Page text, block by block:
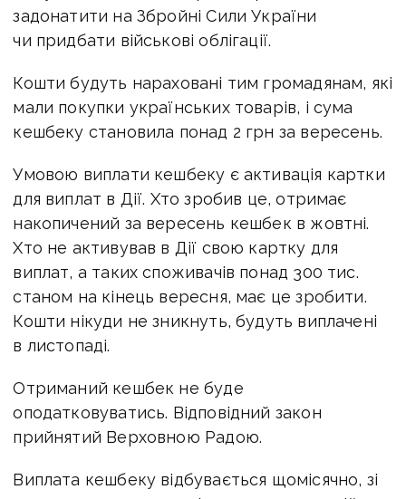
задонатити на Збройні Сили України
чи придбати військові облігації.
Кошти будуть нараховані тим громадянам, які
мали покупки українських товарів, і сума
кешбеку становила понад 2 грн за вересень.
Умовою виплати кешбеку є активація картки
для виплат в Дії. Хто зробив це, отримає
накопичений за вересень кешбек в жовтні.
Хто не активував в Дії свою картку для
виплат, а таких споживачів понад 300 тис.
станом на кінець вересня, має це зробити.
Кошти нікуди не зникнуть, будуть виплачені
в листопаді.
Отриманий кешбек не буде
оподатковуватись. Відповідний закон
прийнятий Верховною Радою.
Виплата кешбеку відбувається щомісячно, зі